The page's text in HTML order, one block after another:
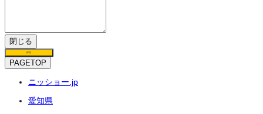
閉じる
保存
PAGETOP
ニッショー.jp
愛知県